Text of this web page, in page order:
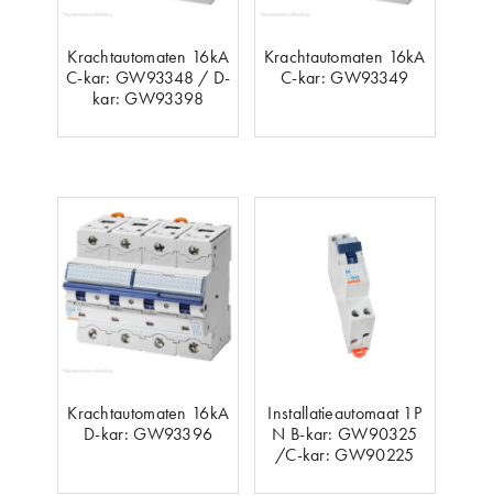
Krachtautomaten 16kA
C-kar: GW93348 / D-
kar: GW93398
Krachtautomaten 16kA
C-kar: GW93349
Krachtautomaten 16kA
D-kar: GW93396
Installatieautomaat 1P
N B-kar: GW90325
/C-kar: GW90225